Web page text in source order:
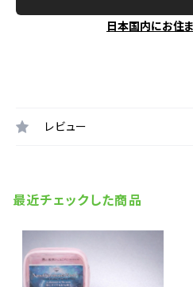
日本国内にお住
レビュー
最近チェックした商品